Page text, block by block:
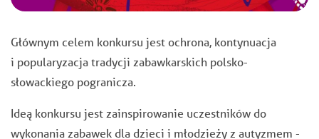
Głównym celem konkursu jest ochrona, kontynuacja
i popularyzacja tradycji zabawkarskich polsko-
słowackiego pogranicza.
Ideą konkursu jest zainspirowanie uczestników do
wykonania zabawek dla dzieci i młodzieży z autyzmem -